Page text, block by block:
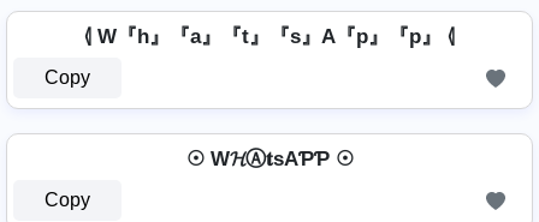
⦉ W『h』『a』『t』『s』A『p』『p』 ⦉
Copy
☉ W𝓗Ⓐ𝐭ѕAƤƤ ☉
Copy